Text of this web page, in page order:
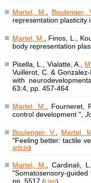
Martel, M. Boulenger,
representation plasticity
Martel, M. , Finos, L.,
body representation
Pisella, L., Vialatte, A.,
Vuillerot, C. &
with
63:4, pp. 457-464
Martel, M. , Fourneret,
control development ",
Boulenger, V. Martel,
"Feeling better: tactile
article)
Martel, M. , Cardinali,
"Somatosensory-
pp. 5517 (Lien)